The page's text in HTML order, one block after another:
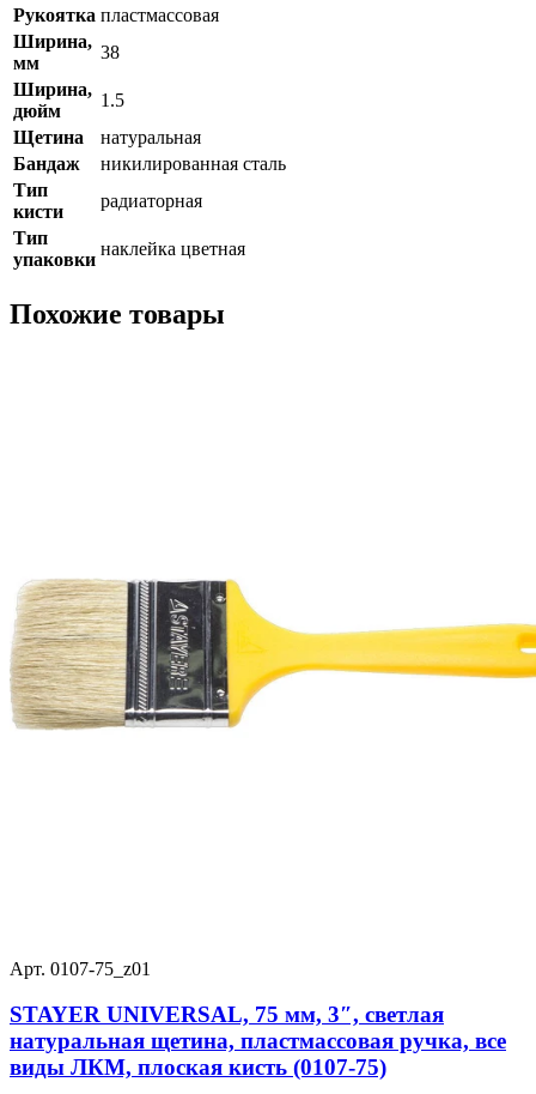
Рукоятка пластмассовая
Ширина,
мм
38
Ширина,
дюйм
1.5
Щетина
натуральная
Бандаж
никилированная сталь
Тип
кисти
радиаторная
Тип
упаковки
наклейка цветная
Похожие товары
Арт. 0107-75_z01
STAYER UNIVERSAL, 75 мм, 3″, светлая
натуральная щетина, пластмассовая ручка, все
виды ЛКМ, плоская кисть (0107-75)